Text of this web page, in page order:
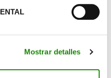
Mostrar detalles